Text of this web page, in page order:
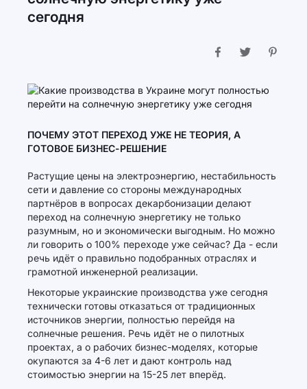
сегодня
ПОЧЕМУ ЭТОТ ПЕРЕХОД УЖЕ НЕ ТЕОРИЯ, А
ГОТОВОЕ БИЗНЕС-РЕШЕНИЕ
Растущие цены на электроэнергию, нестабильность
сети и давление со стороны международных
партнёров в вопросах декарбонизации делают
переход на солнечную энергетику не только
разумным, но и экономически выгодным. Но можно
ли говорить о 100% переходе уже сейчас? Да - если
речь идёт о правильно подобранных отраслях и
грамотной инженерной реализации.
Некоторые украинские производства уже сегодня
технически готовы отказаться от традиционных
источников энергии, полностью перейдя на
солнечные решения. Речь идёт не о пилотных
проектах, а о рабочих бизнес-моделях, которые
окупаются за 4-6 лет и дают контроль над
стоимостью энергии на 15-25 лет вперёд.